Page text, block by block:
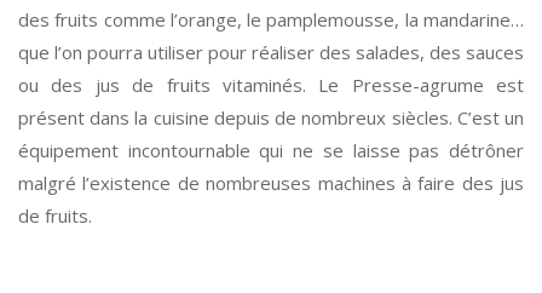
des fruits comme l’orange, le pamplemousse, la mandarine…
que l’on pourra utiliser pour réaliser des salades, des sauces
ou des jus de fruits vitaminés. Le Presse-agrume est
présent dans la cuisine depuis de nombreux siècles. C’est un
équipement incontournable qui ne se laisse pas détrôner
malgré l’existence de nombreuses machines à faire des jus
de fruits.